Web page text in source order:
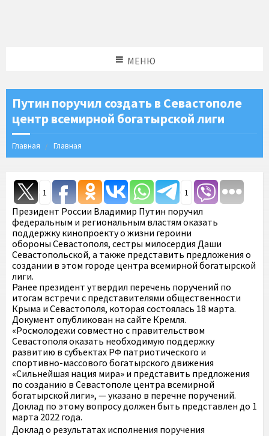
МЕНЮ
Путин поручил создать в Севастополе
центр всемирной богатырской лиги
Главная Главная
1 1
Президент России Владимир Путин поручил
федеральным и региональным властям оказать
поддержку кинопроекту о жизни героини
обороны Севастополя, сестры милосердия Даши
Севастопольской, а также представить предложения о
создании в этом городе центра всемирной богатырской
лиги.
Ранее президент утвердил перечень поручений по
итогам встречи с представителями общественности
Крыма и Севастополя, которая состоялась 18 марта.
Документ опубликован на сайте Кремля.
«Росмолодежи совместно с правительством
Севастополя оказать необходимую поддержку
развитию в субъектах РФ патриотического и
спортивно-массового богатырского движения
«Сильнейшая нация мира» и представить предложения
по созданию в Севастополе центра всемирной
богатырской лиги», — указано в перечне поручений.
Доклад ­­по этому вопросу должен быть представлен до 1
марта 2022 года.
Доклад о результатах исполнения поручения